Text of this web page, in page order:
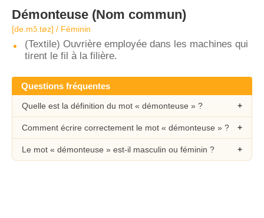
Démonteuse (Nom commun)
[de.mɔ̃.tøz] / Féminin
(Textile) Ouvrière employée dans les machines qui
tirent le fil à la filière.
Questions fréquentes
Quelle est la définition du mot « démonteuse » ?
Comment écrire correctement le mot « démonteuse » ?
Le mot « démonteuse » est-il masculin ou féminin ?